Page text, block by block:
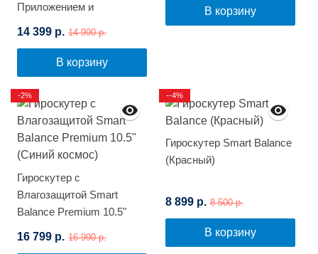
Приложением и
Самобалансировкой
(Цветной огонь)
14 399 р. 14 990 р.
В корзину
В корзину
Гироскутер с
Влагозащитой Smart
Balance Premium 10.5"
(Синий космос)
16 799 р. 16 990 р.
-2%
Гироскутер Smart Balance
(Красный)
8 899 р. 8 500 р.
В корзину
--4%